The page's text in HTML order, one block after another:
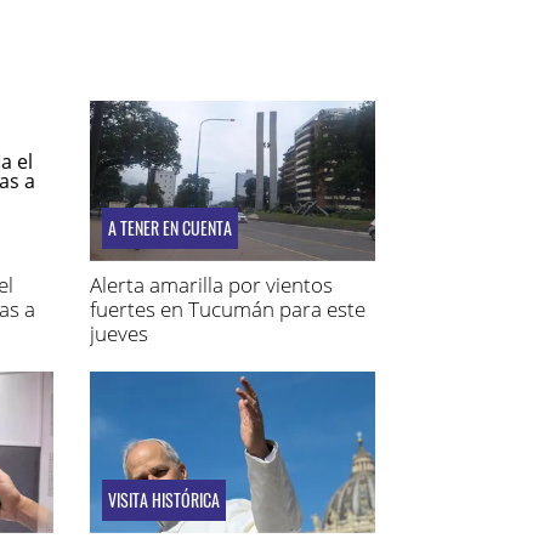
a
A TENER EN CUENTA
Alerta amarilla por vientos
fuertes en Tucumán para este
jueves
VISITA HISTÓRICA